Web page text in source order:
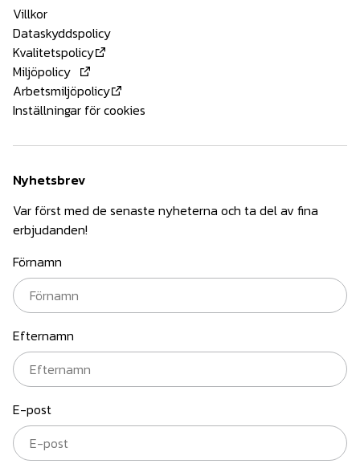
Villkor
Dataskyddspolicy
Kvalitetspolicy
Miljöpolicy
Arbetsmiljöpolicy
Inställningar för cookies
Nyhetsbrev
Var först med de senaste nyheterna och ta del av fina
erbjudanden!
Förnamn
Efternamn
E-post